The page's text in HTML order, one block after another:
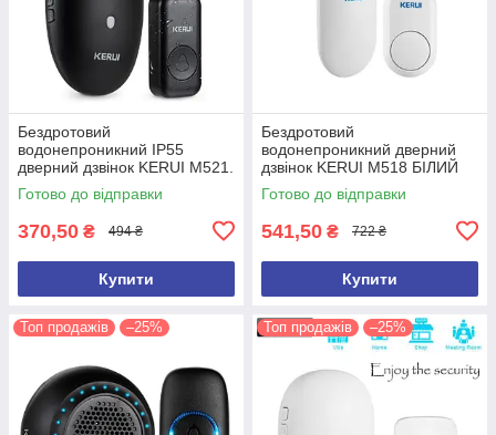
Бездротовий
водонепроникний IP55
дверний дзвінок KERUI M521.
Білий.
Готово до відправки
370,50 ₴ 494 ₴
Купити
Бездротовий
водонепроникний дверний
дзвінок KERUI M518 БІЛИЙ
Готово до відправки
541,50 ₴ 722 ₴
Купити
Топ продажів –25% Топ продажів –25%